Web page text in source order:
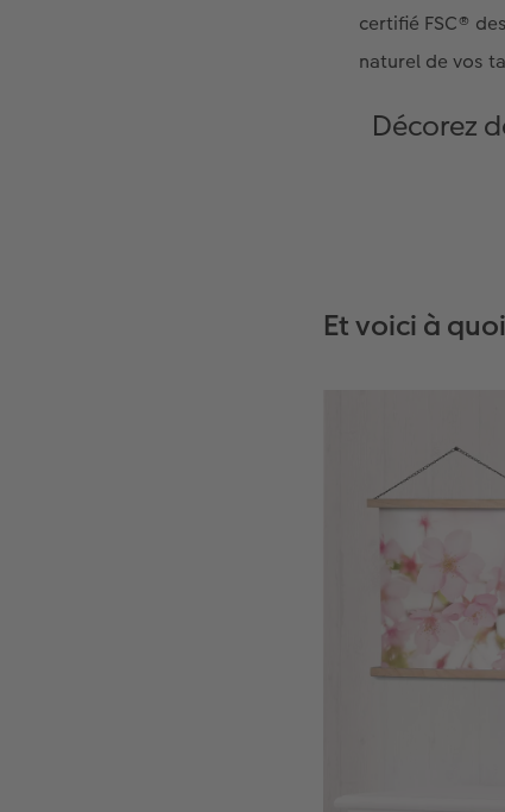
certifié FSC®
naturel de vos
Décorez
Et voici à